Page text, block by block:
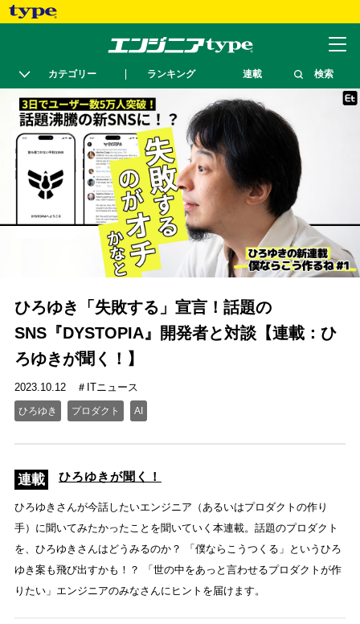
カテゴリー ランキング 連載 検索
ひろゆき「失敗する」宣言！話題の
SNS『DYSTOPIA』開発者と対談【連載：ひ
ろゆきが聞く！】
2023.10.12 ITニュース
ひろゆき プロダクト AI
ひろゆきが聞く！
ひろゆきさんが今話したいエンジニア（あるいはプロダクトの作り
手）に聞いてみたかったことを聞いていく本連載。話題のプロダクト
を、ひろゆきさんはどうみるのか？ 「僕ならこうつくる」というひろ
ゆき案も飛び出すかも！？ 「世の中をあっと言わせるプロダクトが作
りたい」エンジニアのみなさんにヒントを届けます。